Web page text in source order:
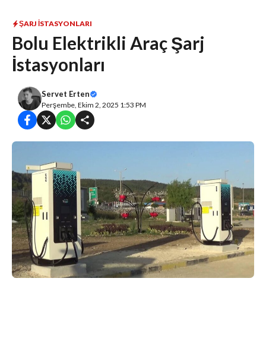
ŞARJ İSTASYONLARI
Bolu Elektrikli Araç Şarj
İstasyonları
Servet Erten
Perşembe, Ekim 2, 2025 1:53 PM